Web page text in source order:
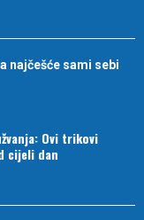
najčešće sami sebi
Ovi trikovi
cijeli dan